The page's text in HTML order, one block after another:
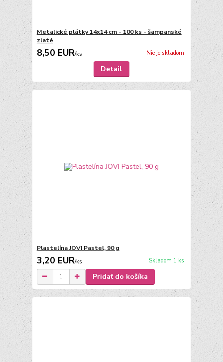
Metalické plátky 14x14 cm - 100 ks - šampanské
zlaté
8,50 EUR/ks Nie je skladom
Detail
Plastelína JOVI Pastel, 90 g
3,20 EUR/ks Skladom 1 ks
Pridať do košíka